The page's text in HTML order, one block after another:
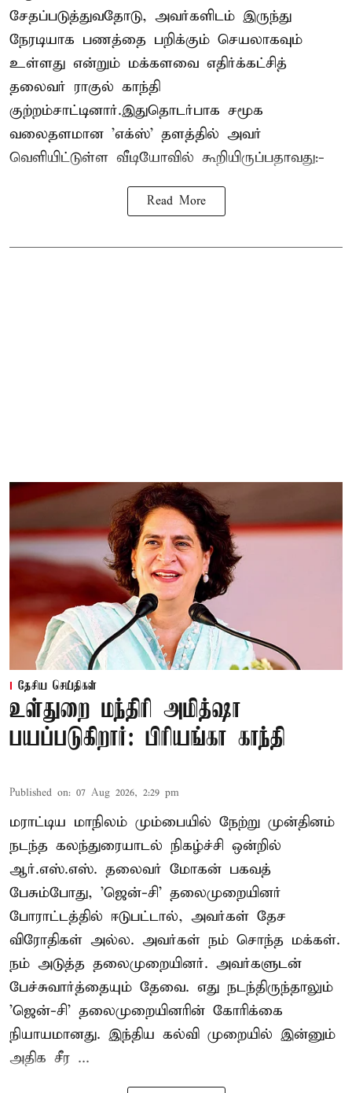
சேதப்படுத்துவதோடு, அவர்களிடம் இருந்து
நேரடியாக பணத்தை பறிக்கும் செயலாகவும்
உள்ளது என்றும் மக்களவை எதிர்க்கட்சித்
தலைவர் ராகுல் காந்தி
குற்றம்சாட்டினார்.இதுதொடர்பாக சமூக
வலைதளமான 'எக்ஸ்' தளத்தில் அவர்
வெளியிட்டுள்ள வீடியோவில் கூறியிருப்பதாவது:-
Read More
தேசிய செய்திகள்
உள்துறை மந்திரி அமித்ஷா
பயப்படுகிறார்: பிரியங்கா காந்தி
Published on: 07 Aug 2026, 2:29 pm
மராட்டிய மாநிலம் மும்பையில் நேற்று முன்தினம்
நடந்த கலந்துரையாடல் நிகழ்ச்சி ஒன்றில்
ஆர்.எஸ்.எஸ். தலைவர் மோகன் பகவத்
பேசும்போது, 'ஜென்-சி' தலைமுறையினர்
போராட்டத்தில் ஈடுபட்டால், அவர்கள் தேச
விரோதிகள் அல்ல. அவர்கள் நம் சொந்த மக்கள்.
நம் அடுத்த தலைமுறையினர். அவர்களுடன்
பேச்சுவார்த்தையும் தேவை. எது நடந்திருந்தாலும்
'ஜென்-சி' தலைமுறையினரின் கோரிக்கை
நியாயமானது. இந்திய கல்வி முறையில் இன்னும்
அதிக சீர ...